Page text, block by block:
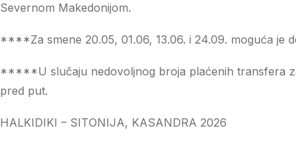
Severnom Makedonijom.
****Za smene 20.05, 01.06, 13.06. i 24.09. moguća je
*****U slučaju nedovoljnog broja plaćenih transfera
pred put.
HALKIDIKI – SITONIJA, KASANDRA 2026